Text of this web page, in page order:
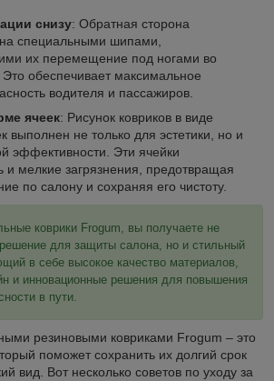
снизу: Обратная сторона
специальными шипами,
их перемещение под ногами во
обеспечивает максимальное
водителя и пассажиров.
ячеек: Рисунок ковриков в виде
выполнен не только для эстетики, но и
эффективности. Эти ячейки
и мелкие загрязнения, предотвращая
по салону и сохраняя его чистоту.
коврики Frogum, вы получаете не
решение для защиты салона, но и стильный
в себе высокое качество материалов,
и инновационные решения для повышения
в пути.
резиновыми ковриками Frogum – это
поможет сохранить их долгий срок
вид. Вот несколько советов по уходу за